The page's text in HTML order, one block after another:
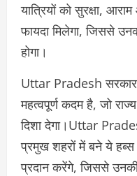
यात्रियों को सुरक्षा,
फायदा मिलेगा, जिससे
होगा।
Uttar Pradesh सरकार
महत्वपूर्ण कदम है, जो
दिशा देगा।Uttar
प्रमुख शहरों में बने ये हब्स
प्रदान करेंगे, जिससे